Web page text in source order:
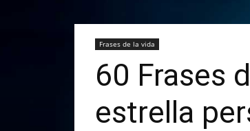
Frases de la vida
60 Frases
estrella